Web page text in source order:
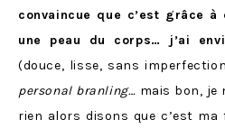
convaincue que c’est grâce
une peau du corps… j’ai
(douce, lisse, sans
personal branling… mais bon, je
rien alors disons que c’est